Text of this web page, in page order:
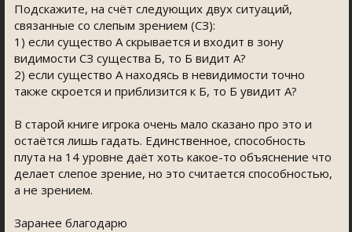
Подскажите, на счёт следующих двух ситуаций,
связанные со слепым зрением (СЗ):
1) если существо А скрывается и входит в зону
видимости СЗ существа Б, то Б видит А?
2) если существо А находясь в невидимости точно
также скроется и приблизится к Б, то Б увидит А?
В старой книге игрока очень мало сказано про это и
остаётся лишь гадать. Единственное, способность
плута на 14 уровне даёт хоть какое-то объяснение что
делает слепое зрение, но это считается способностью,
а не зрением.
Заранее благодарю